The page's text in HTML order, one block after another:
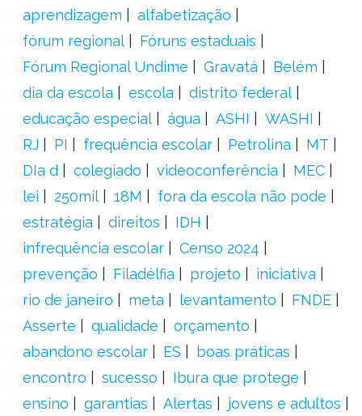
aprendizagem
alfabetização
fórum regional
Fóruns estaduais
Fórum Regional Undime
Gravatá
Belém
dia da escola
escola
distrito federal
educação especial
água ASHI
WASHI
RJ
PI frequência escolar Petrolina
MT
DIa d
colegiado videoconferência
MEC
lei
250mil 18M
fora da escola não pode
estratégia
direitos
IDH
infrequência escolar
Censo 2024
prevenção
Filadélfia projeto
iniciativa
rio de janeiro
meta levantamento
FNDE
Asserte
qualidade
orçamento
abandono escolar
ES
boas práticas
encontro
sucesso
Ibura que protege
ensino
garantias Alertas
jovens e adultos